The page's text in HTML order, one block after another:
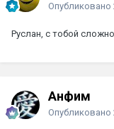
Опубликовано
Руслан, с тобой сложно
Анфим
Опубликовано